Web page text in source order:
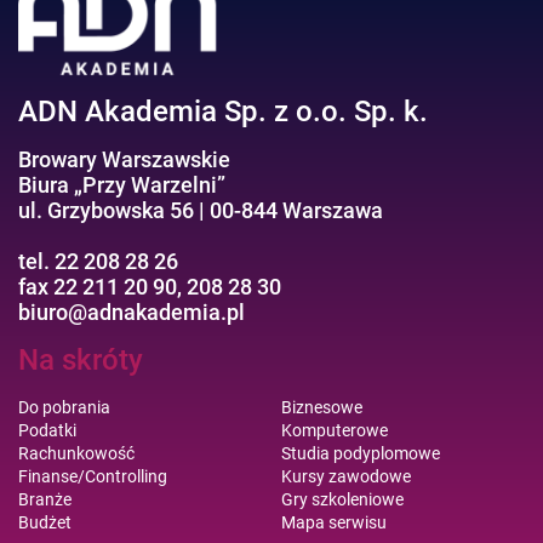
Efektywność osobista//Wellbeing
ADN Akademia Sp. z o.o. Sp. k.
Browary Warszawskie
Biura „Przy Warzelni”
ul. Grzybowska 56 | 00-844 Warszawa
tel. 22 208 28 26
fax 22 211 20 90, 208 28 30
biuro@adnakademia.pl
Na skróty
Do pobrania
Podatki
Rachunkowość
Finanse/Controlling
Branże
Budżet
Biznesowe
Komputerowe
Studia podyplomowe
Kursy zawodowe
Gry szkoleniowe
Mapa serwisu